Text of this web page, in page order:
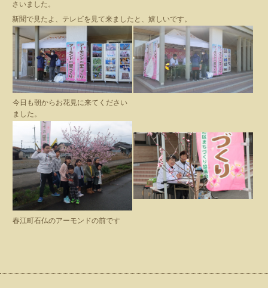
さいました。
新聞で見たよ、テレビを見て来ましたと、嬉しいです。
今日も朝からお花見に来てください
ました。
春江町石仏のアーモンドの前です